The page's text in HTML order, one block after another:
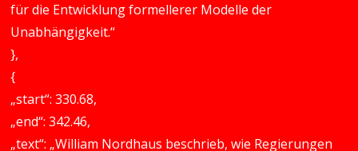
für die Entwicklung formellerer Modelle der
Unabhängigkeit.“
},
{
„start“: 330.68,
„end“: 342.46,
„text“: „William Nordhaus beschrieb, wie Regierungen